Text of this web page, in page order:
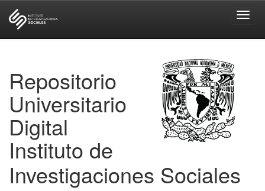
Repositorio
Universitario
Digital
Instituto de
Investigaciones Sociales